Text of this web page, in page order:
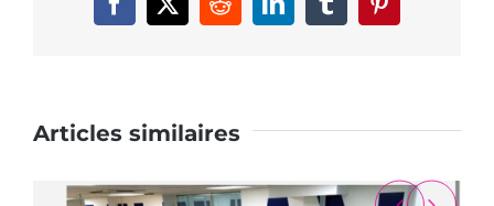
Facebook
X RedditLinkedInTumblrPinterest
Articles similaires